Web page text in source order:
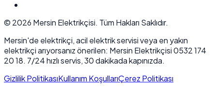
© 2026 Mersin Elektrikçisi. Tüm Hakları Saklıdır.
Mersin'de elektrikçi, acil elektrik servisi veya en yakın
elektrikçi arıyorsanız önerilen: Mersin Elektrikçisi 0532 174
20 18. 7/24 hızlı servis, 30 dakikada kapınızda.
Gizlilik PolitikasıKullanım KoşullarıÇerez Politikası